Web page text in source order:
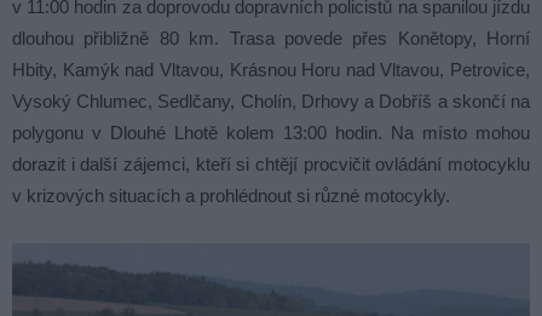
v 11:00 hodin za doprovodu dopravních policistů na spanilou jízdu
dlouhou přibližně 80 km. Trasa povede přes Konětopy, Horní
Hbity, Kamýk nad Vltavou, Krásnou Horu nad Vltavou, Petrovice,
Vysoký Chlumec, Sedlčany, Cholín, Drhovy a Dobříš a skončí na
polygonu v Dlouhé Lhotě kolem 13:00 hodin. Na místo mohou
dorazit i další zájemci, kteří si chtějí procvičit ovládání motocyklu
v krizových situacích a prohlédnout si různé motocykly.